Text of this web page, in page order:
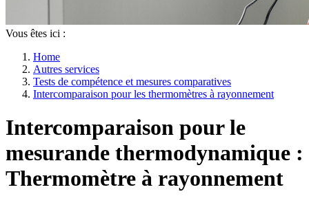
Vous êtes ici :
Home
Autres services
Tests de compétence et mesures comparatives
Intercomparaison pour les thermomètres à rayonnement
Intercomparaison pour le
mesurande thermodynamique :
Thermomètre à rayonnement